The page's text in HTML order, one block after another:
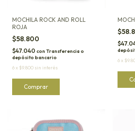
MOCHILA ROCK AND ROLL
ROJA
$58.800
$47.040 con Transferencia o
depósito bancario
6x $9.800 sin interés
6x